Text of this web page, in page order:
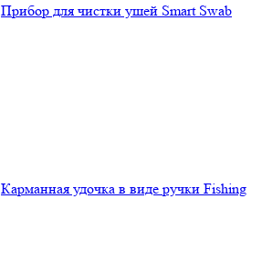
Прибор для чистки ушей Smart Swab
Карманная удочка в виде ручки Fishing